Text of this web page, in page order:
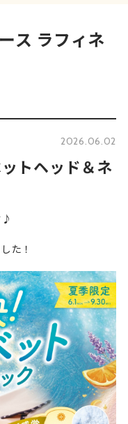
ス ラフィネ
2026.06.02
トヘッド＆ネ
♪
た！